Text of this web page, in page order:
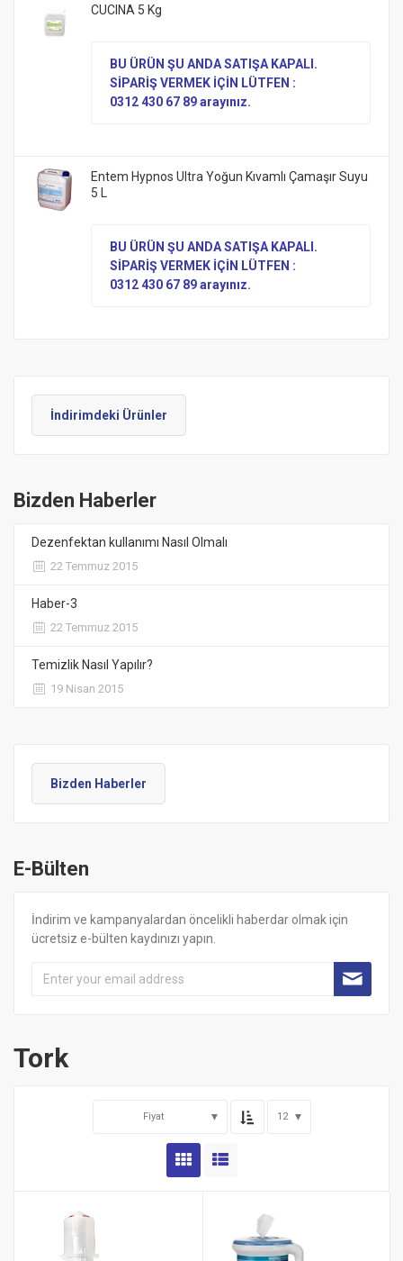
CUCINA 5 Kg
BU ÜRÜN ŞU ANDA SATIŞA KAPALI.
SİPARİŞ VERMEK İÇİN LÜTFEN :
0312 430 67 89 arayınız.
Entem Hypnos Ultra Yoğun Kıvamlı Çamaşır Suyu
5 L
BU ÜRÜN ŞU ANDA SATIŞA KAPALI.
SİPARİŞ VERMEK İÇİN LÜTFEN :
0312 430 67 89 arayınız.
İndirimdeki Ürünler
Bizden Haberler
Dezenfektan kullanımı Nasıl Olmalı
22 Temmuz 2015
Haber-3
22 Temmuz 2015
Temizlik Nasıl Yapılır?
19 Nisan 2015
Bizden Haberler
E-Bülten
İndirim ve kampanyalardan öncelikli haberdar olmak için
ücretsiz e-bülten kaydınızı yapın.
Tork
Fiyat 12